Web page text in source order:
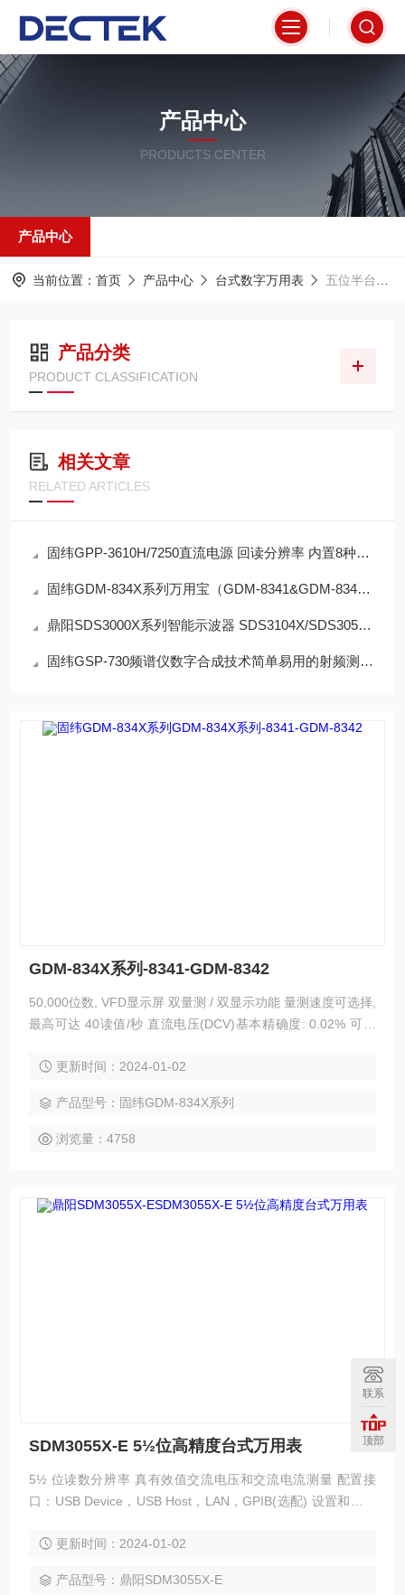
产品中心
PRODUCTS CENTER
产品中心
当前位置： 首页 产品中心 台式数字万用表 五位半台式万用表
产品分类
PRODUCT CLASSIFICATION
相关文章
RELATED ARTICLES
固纬GPP-3610H/7250直流电源 回读分辨率 内置8种模板波形：0.1mV/0.1 mA
固纬GDM-834X系列万用宝（GDM-8341&GDM-8342）量测速度可选择, 40读值/秒
鼎阳SDS3000X系列智能示波器 SDS3104X/SDS3054X 4模拟通道+16数字通道 4 G
固纬GSP-730频谱仪数字合成技术简单易用的射频测量仪器 150kHz ~ 1GHz
GDM-834X系列-8341-GDM-8342
50,000位数, VFD显示屏 双量测 / 双显示功能 量测速度可选择,
最高可达 40读值/秒 直流电压(DCV)基本精确度: 0.02% 可选
测功能 高级量测功能：Max./Min., REL/REL#, Math, Compar更新时间：2024-01-02
产品型号：固纬GDM-834X系列
浏览量：4758
SDM3055X-E 5½位高精度台式万用表
5½ 位读数分辨率 真有效值交流电压和交流电流测量 配置接
口：USB Device，USB Host，LAN，GPIB(选配) 设置和测量
修改，查看，备份 4.3 英寸真彩 TFT-LCD 大屏显示，分辨率
更新时间：2024-01-02
产品型号：鼎阳SDM3055X-E
联系
顶部